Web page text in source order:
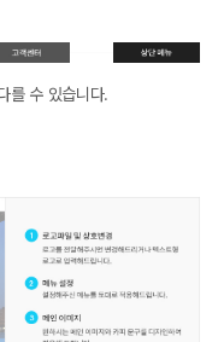
를 수 있습니다.